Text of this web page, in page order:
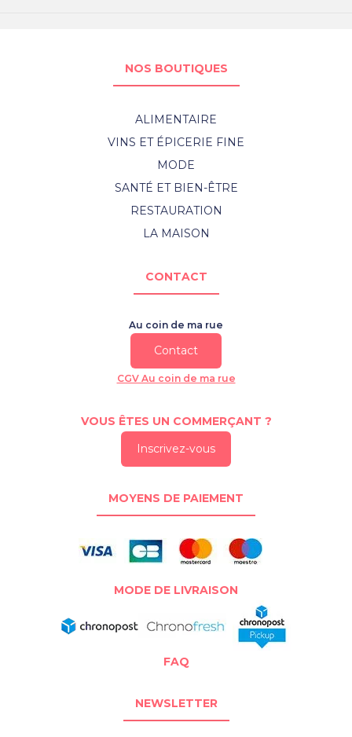
NOS BOUTIQUES
ALIMENTAIRE
VINS ET ÉPICERIE FINE
MODE
SANTÉ ET BIEN-ÊTRE
RESTAURATION
LA MAISON
CONTACT
Au coin de ma rue
Contact
CGV Au coin de ma rue
VOUS ÊTES UN COMMERÇANT ?
Inscrivez-vous
MOYENS DE PAIEMENT
MODE DE LIVRAISON
FAQ
NEWSLETTER